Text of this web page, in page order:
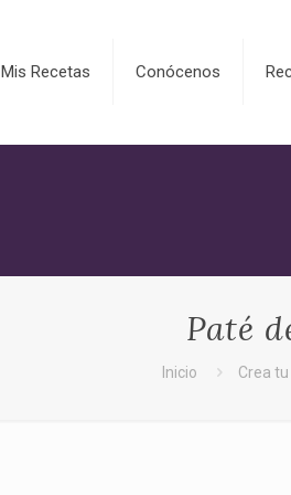
Mis Recetas Conócenos
Paté
Inicio Crea